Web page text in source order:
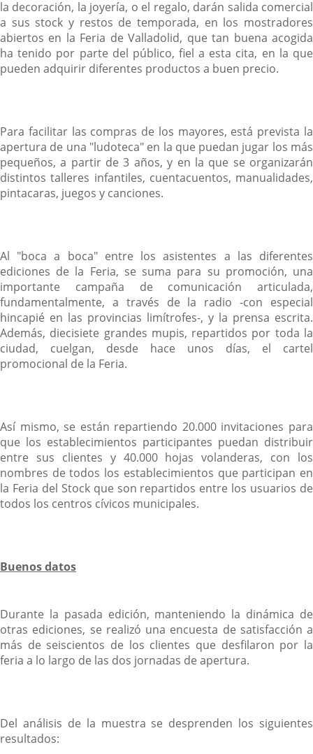
la decoración, la joyería, o el regalo, darán salida comercial
a sus stock y restos de temporada, en los mostradores
abiertos en la Feria de Valladolid, que tan buena acogida
ha tenido por parte del público, fiel a esta cita, en la que
pueden adquirir diferentes productos a buen precio.
Para facilitar las compras de los mayores, está prevista la
apertura de una "ludoteca" en la que puedan jugar los más
pequeños, a partir de 3 años, y en la que se organizarán
distintos talleres infantiles, cuentacuentos, manualidades,
pintacaras, juegos y canciones.
Al "boca a boca" entre los asistentes a las diferentes
ediciones de la Feria, se suma para su promoción, una
importante campaña de comunicación articulada,
fundamentalmente, a través de la radio -con especial
hincapié en las provincias limítrofes-, y la prensa escrita.
Además, diecisiete grandes mupis, repartidos por toda la
ciudad, cuelgan, desde hace unos días, el cartel
promocional de la Feria.
Así mismo, se están repartiendo 20.000 invitaciones para
que los establecimientos participantes puedan distribuir
entre sus clientes y 40.000 hojas volanderas, con los
nombres de todos los establecimientos que participan en
la Feria del Stock que son repartidos entre los usuarios de
todos los centros cívicos municipales.
Buenos datos
Durante la pasada edición, manteniendo la dinámica de
otras ediciones, se realizó una encuesta de satisfacción a
más de seiscientos de los clientes que desfilaron por la
feria a lo largo de las dos jornadas de apertura.
Del análisis de la muestra se desprenden los siguientes
resultados: